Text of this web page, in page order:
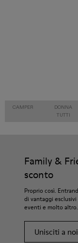
CAMPER
DONNA
TUTTI
Family &
sconto
Proprio così.
di vantaggi
eventi e molto altro.
Unisciti a noi